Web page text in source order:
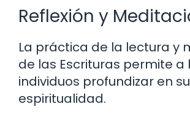
Reflexión y
La práctica de la lectura y
de las Escrituras permite a
individuos profundizar en su
espiritualidad.